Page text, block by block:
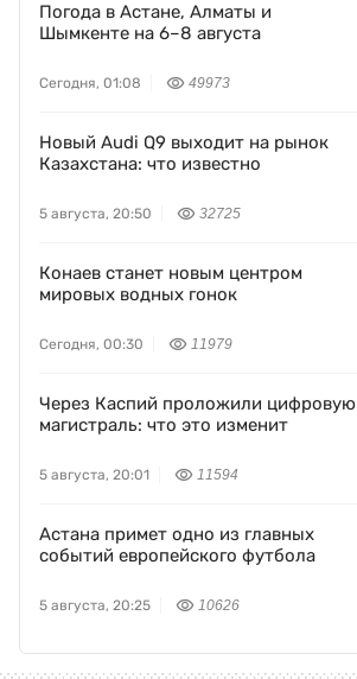
Погода в Астане, Алматы и
Шымкенте на 6–8 августа
Сегодня, 01:08 49973
Новый Audi Q9 выходит на рынок
Казахстана: что известно
5 августа, 20:50 32725
Конаев станет новым центром
мировых водных гонок
Сегодня, 00:30 11979
Через Каспий проложили цифровую
магистраль: что это изменит
5 августа, 20:01 11594
Астана примет одно из главных
событий европейского футбола
5 августа, 20:25 10626